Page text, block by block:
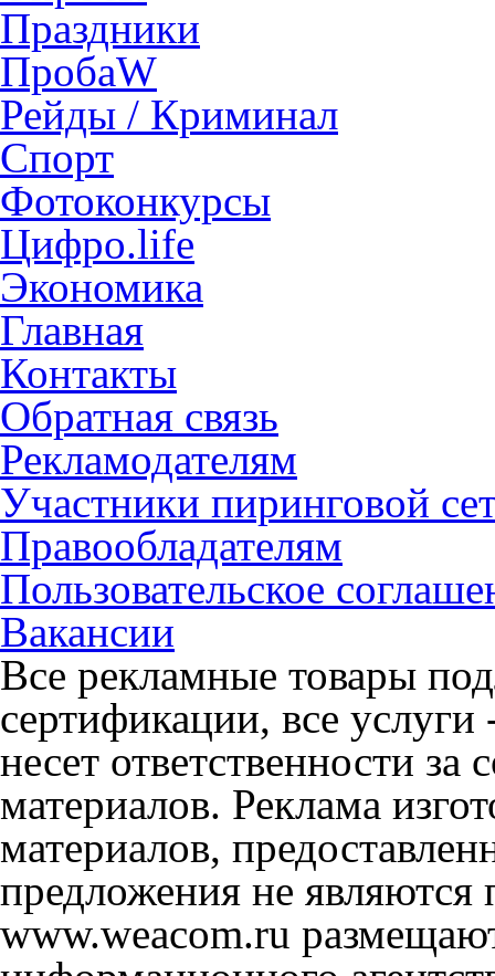
Праздники
ПробаW
Рейды / Криминал
Спорт
Фотоконкурсы
Цифро.life
Экономика
Главная
Контакты
Обратная связь
Рекламодателям
Участники пиринговой
Правообладателям
Пользовательское
Вакансии
Все рекламные товары
сертификации, все
несет ответственности
материалов. Реклама
материалов,
предложения не
www.weacom.ru